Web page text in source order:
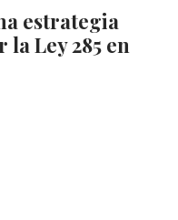
estrategia
Ley 285 en